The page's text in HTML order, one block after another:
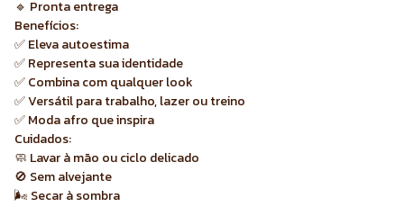
🔹 Pronta entrega
Benefícios:
✅ Eleva autoestima
✅ Representa sua identidade
✅ Combina com qualquer look
✅ Versátil para trabalho, lazer ou treino
✅ Moda afro que inspira
Cuidados:
🧼 Lavar à mão ou ciclo delicado
🚫 Sem alvejante
🌬 Secar à sombra